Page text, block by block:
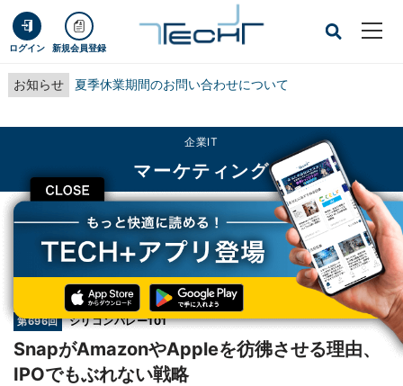
ログイン 新規会員登録
お知らせ 夏季休業期間のお問い合わせについて
CLOSE
企業IT
マーケティング
TECH+ 企業IT
マーケティング
SnapがAmazonやAppleを彷彿させる理由、IPOでもぶれない戦略
第696回 シリコンバレー101
SnapがAmazonやAppleを彷彿させる理由、
IPOでもぶれない戦略